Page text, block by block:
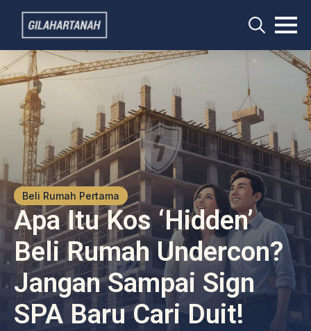
Search
Beli Rumah Pertama
Apa Itu Kos ‘Hidden’
Beli Rumah Undercon?
Jangan Sampai Sign
SPA Baru Cari Duit!